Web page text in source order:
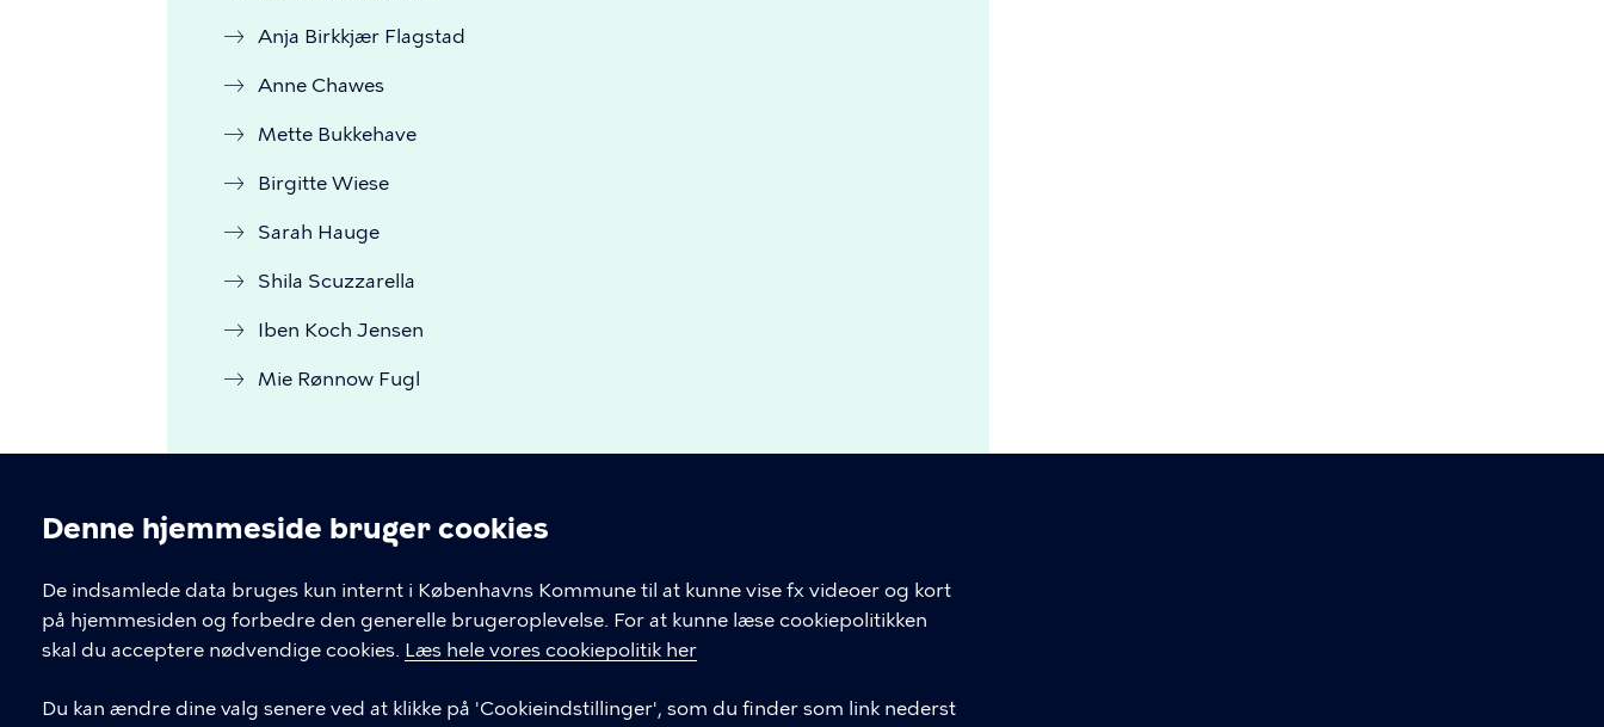
Cookieindstillinger
Denne hjemmeside bruger cookies
De indsamlede data bruges kun internt i Københavns Kommune til at kunne vise fx videoer og kort
på hjemmesiden og forbedre den generelle brugeroplevelse. For at kunne læse cookiepolitikken
skal du acceptere nødvendige cookies. Læs hele vores cookiepolitik her
Du kan ændre dine valg senere ved at klikke på 'Cookieindstillinger', som du finder som link nederst
Anja Birkkjær Flagstad
Anne Chawes
Mette Bukkehave
Birgitte Wiese
Sarah Hauge
Shila Scuzzarella
Iben Koch Jensen
Mie Rønnow Fugl